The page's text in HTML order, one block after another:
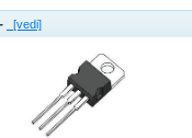
[vedi]